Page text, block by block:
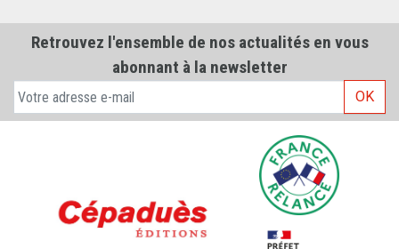
Retrouvez l'ensemble de nos actualités en vous
abonnant à la newsletter
OK